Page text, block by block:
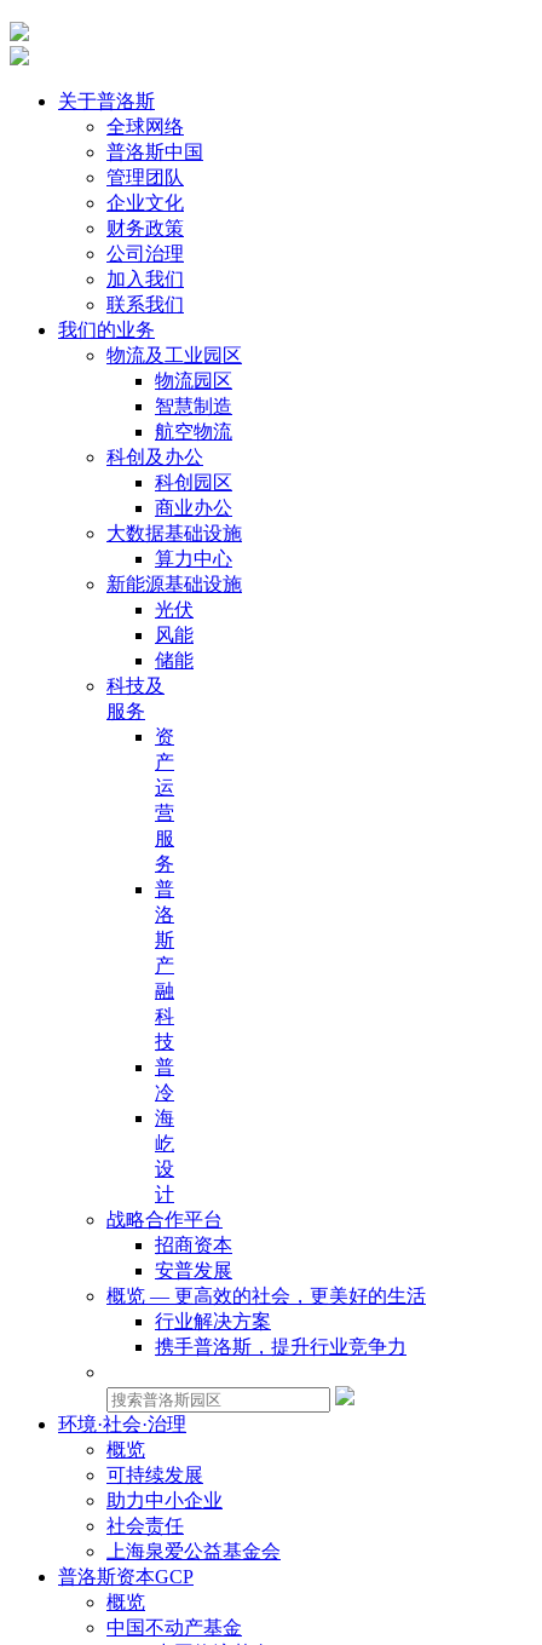
关于普洛斯
全球网络
普洛斯中国
管理团队
企业文化
财务政策
公司治理
加入我们
联系我们
我们的业务
物流及工业园区
物流园区
智慧制造
航空物流
科创及办公
科创园区
商业办公
大数据基础设施
算力中心
新能源基础设施
光伏
风能
储能
科技及
服务
资
产
运
营
服
务
普
洛
斯
产
融
科
技
普
冷
海
屹
设
计
战略合作平台
招商资本
安普发展
概览 — 更高效的社会，更美好的生活
行业解决方案
携手普洛斯，提升行业竞争力
环境·社会·治理
概览
可持续发展
助力中小企业
社会责任
上海泉爱公益基金会
普洛斯资本GCP
概览
中国不动产基金